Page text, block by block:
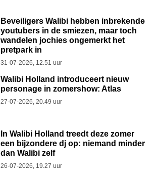
Beveiligers Walibi hebben inbrekende
youtubers in de smiezen, maar toch
wandelen jochies ongemerkt het
pretpark in
31-07-2026, 12.51 uur
Walibi Holland introduceert nieuw
personage in zomershow: Atlas
27-07-2026, 20.49 uur
In Walibi Holland treedt deze zomer
een bijzondere dj op: niemand minder
dan Walibi zelf
26-07-2026, 19.27 uur